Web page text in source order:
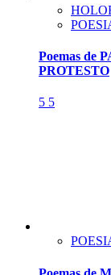
Poemas de
PROTESTO
5 5